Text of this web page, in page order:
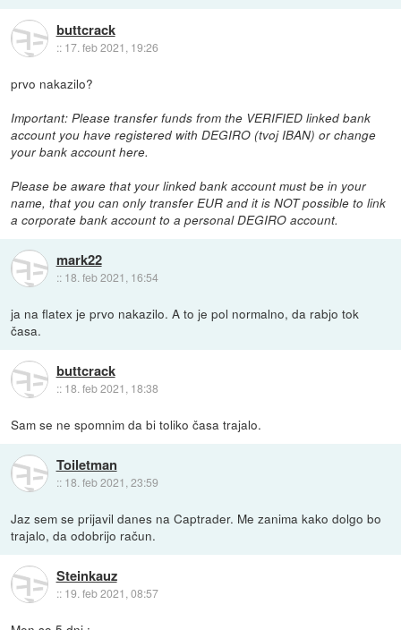
buttcrack
:: 17. feb 2021, 19:26
prvo nakazilo?
Important: Please transfer funds from the VERIFIED linked bank
account you have registered with DEGIRO (tvoj IBAN) or change
your bank account here.
Please be aware that your linked bank account must be in your
name, that you can only transfer EUR and it is NOT possible to link
a corporate bank account to a personal DEGIRO account.
mark22
:: 18. feb 2021, 16:54
ja na flatex je prvo nakazilo. A to je pol normalno, da rabjo tok
časa.
buttcrack
:: 18. feb 2021, 18:38
Sam se ne spomnim da bi toliko časa trajalo.
Toiletman
:: 18. feb 2021, 23:59
Jaz sem se prijavil danes na Captrader. Me zanima kako dolgo bo
trajalo, da odobrijo račun.
Steinkauz
:: 19. feb 2021, 08:57